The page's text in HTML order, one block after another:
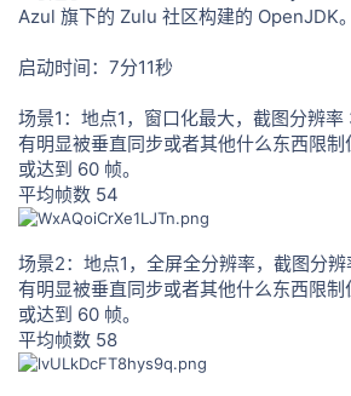
Azul 旗下的 Zulu 社区构建的 OpenJDK。
启动时间：7分11秒
场景1：地点1，窗口化最大，截图分辨
有明显被垂直同步或者其他什么东西限
或达到 60 帧。
平均帧数 54
场景2：地点1，全屏全分辨率，截图分
有明显被垂直同步或者其他什么东西限
或达到 60 帧。
平均帧数 58